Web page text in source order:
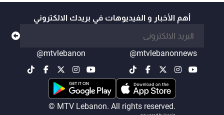
أهم الأخبار و الفيديوهات في بريدك الالكتروني
@mtvlebanonnews
@mtvlebanon
© MTV Lebanon. All rights reserved.